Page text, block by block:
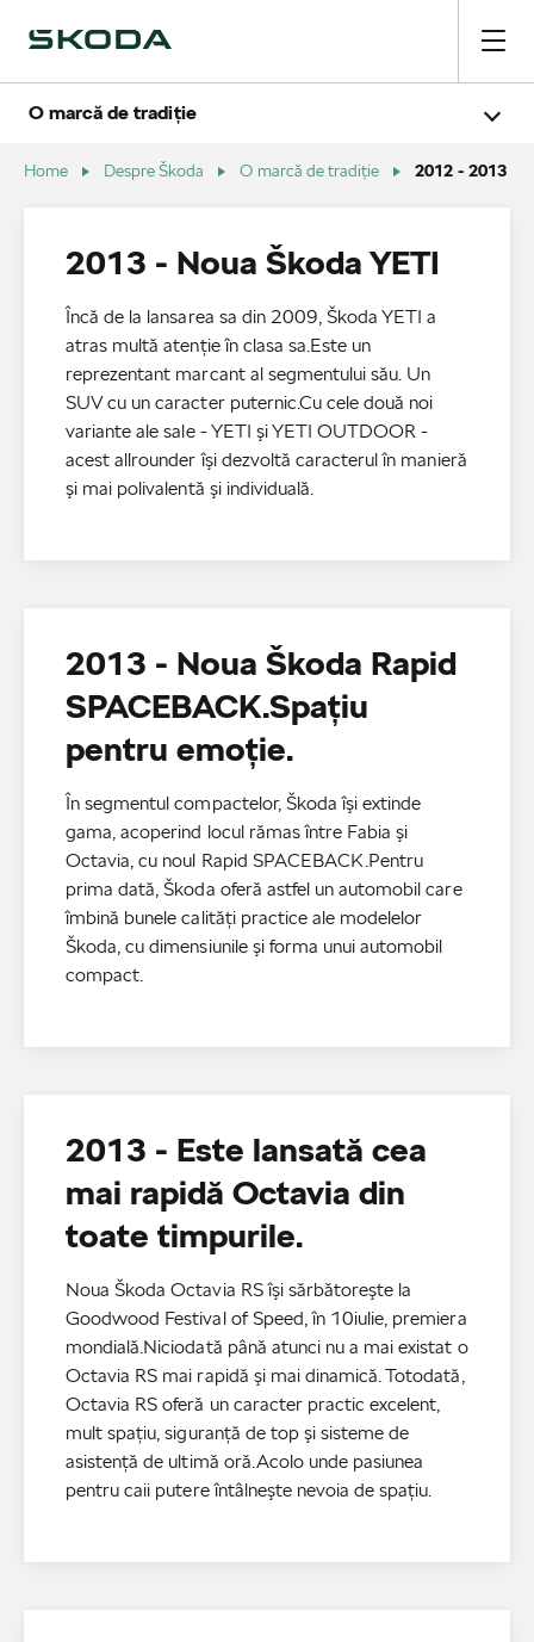
1895 - 1990
1991 - 2004
2008 - 2009
2010 - 2011
O marcă de tradiţie
Home Despre Škoda O marcă de tradiţie 2012 - 2013
2013 - Noua Škoda YETI
Încă de la lansarea sa din 2009, Škoda YETI a
atras multă atenţie în clasa sa.Este un
reprezentant marcant al segmentului său. Un
SUV cu un caracter puternic.Cu cele două noi
variante ale sale - YETI şi YETI OUTDOOR -
acest allrounder îşi dezvoltă caracterul în manieră
şi mai polivalentă şi individuală.
2013 - Noua Škoda Rapid
SPACEBACK.Spaţiu
pentru emoţie.
În segmentul compactelor, Škoda îşi extinde
gama, acoperind locul rămas între Fabia şi
Octavia, cu noul Rapid SPACEBACK.Pentru
prima dată, Škoda oferă astfel un automobil care
îmbină bunele calităţi practice ale modelelor
Škoda, cu dimensiunile şi forma unui automobil
compact.
2013 - Este lansată cea
mai rapidă Octavia din
toate timpurile.
Noua Škoda Octavia RS îşi sărbătoreşte la
Goodwood Festival of Speed, în 10iulie, premiera
mondială.Niciodată până atunci nu a mai existat o
Octavia RS mai rapidă şi mai dinamică. Totodată,
Octavia RS oferă un caracter practic excelent,
mult spaţiu, siguranţă de top şi sisteme de
asistență de ultimă oră.Acolo unde pasiunea
pentru caii putere întâlneşte nevoia de spaţiu.